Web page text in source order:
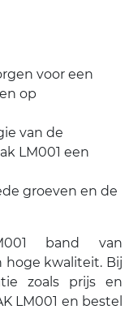
voor een
op
van de
LM001 een
groeven en de
band van
hoge kwaliteit. Bij
zoals prijs en
LM001 en bestel